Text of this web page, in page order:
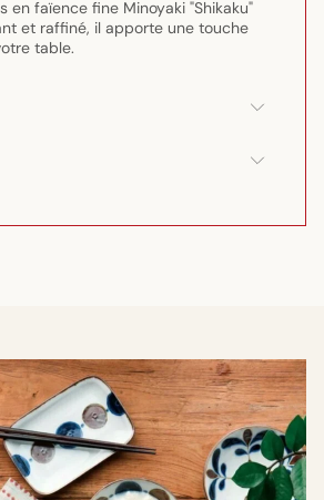
en faïence fine Minoyaki "Shikaku"
et raffiné, il apporte une touche
table.